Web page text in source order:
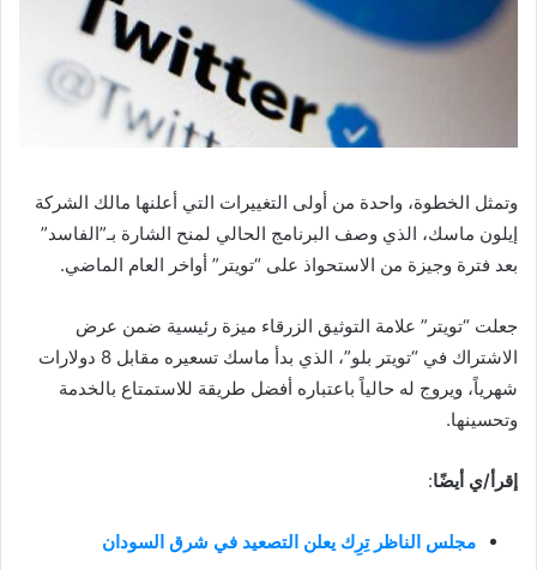
وتمثل الخطوة، واحدة من أولى التغييرات التي أعلنها مالك الشركة
إيلون ماسك، الذي وصف البرنامج الحالي لمنح الشارة بـ”الفاسد”
بعد فترة وجيزة من الاستحواذ على “تويتر” أواخر العام الماضي.
جعلت “تويتر” علامة التوثيق الزرقاء ميزة رئيسية ضمن عرض
الاشتراك في “تويتر بلو”، الذي بدأ ماسك تسعيره مقابل 8 دولارات
شهرياً، ويروج له حالياً باعتباره أفضل طريقة للاستمتاع بالخدمة
وتحسينها.
إقرأ/ي أيضًا:
مجلس الناظر تِرِك يعلن التصعيد في شرق السودان